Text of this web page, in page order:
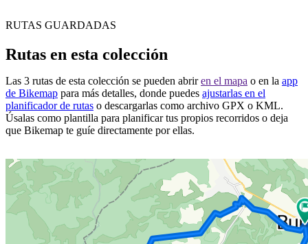
RUTAS GUARDADAS
Rutas en esta colección
Las 3 rutas de esta colección se pueden abriren el mapa o en la app
de Bikemap para más detalles, donde puedes ajustarlas en el
planificador de rutas o descargarlas como archivo GPX o KML.
Úsalas como plantilla para planificar tus propios recorridos o deja
que Bikemap te guíe directamente por ellas.